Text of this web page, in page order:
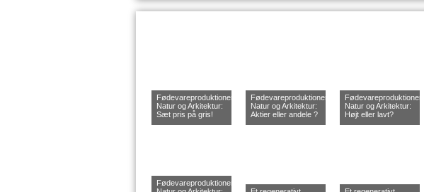
Fødevareproduktionens
Natur og Arkitektur:
Sæt pris på gris!
Fødevareproduktionens
Natur og Arkitektur:
Aktier eller andele ?
Fødevareproduktionens
Natur og Arkitektur:
Højt eller lavt?
Fødevareproduktionens